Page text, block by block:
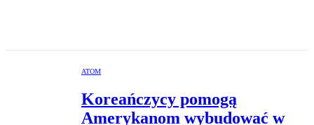
ATOM
Koreańczycy pomogą
Amerykanom wybudować w